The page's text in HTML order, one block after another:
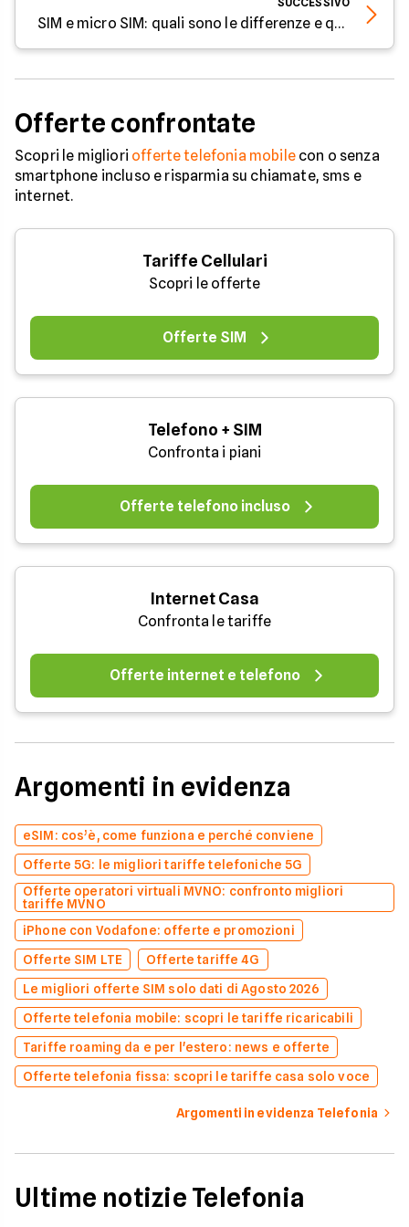
SIM e micro SIM: quali sono le differenze e quale preferire
Offerte confrontate
Scopri le migliori offerte telefonia mobilecon o senza
smartphone incluso e risparmia su chiamate, sms e
internet.
Tariffe Cellulari
Scopri le offerte
Offerte SIM
Telefono + SIM
Confronta i piani
Offerte telefono incluso
Internet Casa
Confronta le tariffe
Offerte internet e telefono
Argomenti in evidenza
eSIM: cos’è, come funziona e perché conviene
Offerte 5G: le migliori tariffe telefoniche 5G
Offerte operatori virtuali MVNO: confronto migliori
tariffe MVNO
iPhone con Vodafone: offerte e promozioni
Offerte SIM LTE
Offerte tariffe 4G
Le migliori offerte SIM solo dati di Agosto 2026
Offerte telefonia mobile: scopri le tariffe ricaricabili
Tariffe roaming da e per l'estero: news e offerte
Offerte telefonia fissa: scopri le tariffe casa solo voce
Argomenti in evidenza Telefonia
Ultime notizie Telefonia